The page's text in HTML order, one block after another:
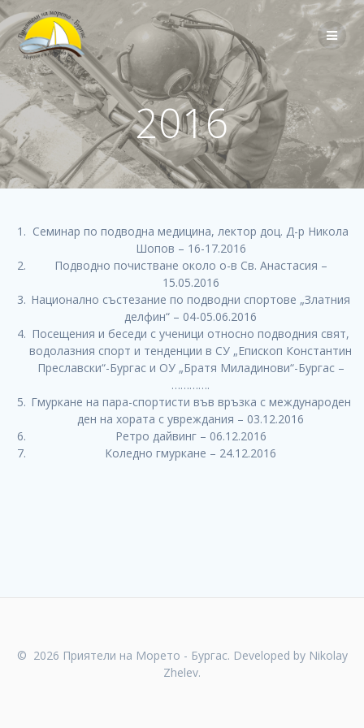
Skip
to
content
2016
Семинар по подводна медицина, лектор доц. Д-р Никола
Шопов – 16-17.2016
Подводно почистване около о-в Св. Анастасия –
15.05.2016
Национално състезание по подводни спортове „Златния
делфин“ – 04-05.06.2016
Посещения и беседи с ученици относно подводния свят,
водолазния спорт и тенденции в СУ „Епископ Константин
Преславски“-Бургас и ОУ „Братя Миладинови“-Бургас –
………….
Гмуркане на пара-спортисти във връзка с международен
ден на хората с увреждания – 03.12.2016
Ретро дайвинг – 06.12.2016
Коледно гмуркане – 24.12.2016
© 2026 Приятели на Морето - Бургас. Developed by Nikolay
Zhelev.